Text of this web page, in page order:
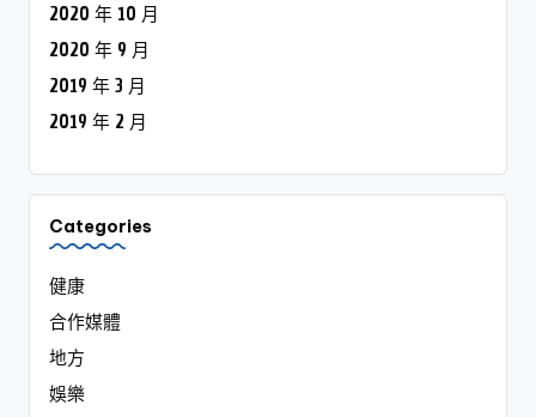
2020 年 10 月
2020 年 9 月
2019 年 3 月
2019 年 2 月
Categories
健康
合作媒體
地方
娛樂